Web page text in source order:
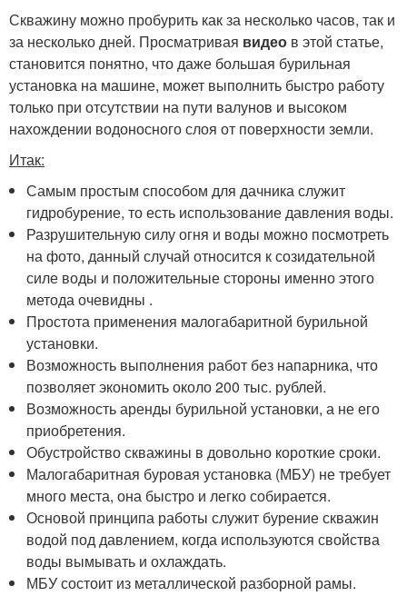
Скважину можно пробурить как за несколько часов, так и
за несколько дней. Просматривая видео в этой статье,
становится понятно, что даже большая бурильная
установка на машине, может выполнить быстро работу
только при отсутствии на пути валунов и высоком
нахождении водоносного слоя от поверхности земли.
Итак:
Самым простым способом для дачника служит
гидробурение, то есть использование давления воды.
Разрушительную силу огня и воды можно посмотреть
на фото, данный случай относится к созидательной
силе воды и положительные стороны именно этого
метода очевидны .
Простота применения малогабаритной бурильной
установки.
Возможность выполнения работ без напарника, что
позволяет экономить около 200 тыс. рублей.
Возможность аренды бурильной установки, а не его
приобретения.
Обустройство скважины в довольно короткие сроки.
Малогабаритная буровая установка (МБУ) не требует
много места, она быстро и легко собирается.
Основой принципа работы служит бурение скважин
водой под давлением, когда используются свойства
воды вымывать и охлаждать.
МБУ состоит из металлической разборной рамы.